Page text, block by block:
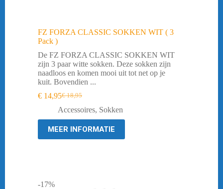
FZ FORZA CLASSIC SOKKEN WIT ( 3
Pack )
De FZ FORZA CLASSIC SOKKEN WIT
zijn 3 paar witte sokken. Deze sokken zijn
naadloos en komen mooi uit tot net op je
kuit. Bovendien ...
€18,95
Oorspronkelijke
prijs
€ 18,95.
€ 14,95Huidige
prijs
€ 14,95.
Accessoires, Sokken
MEER INFORMATIE
-17%